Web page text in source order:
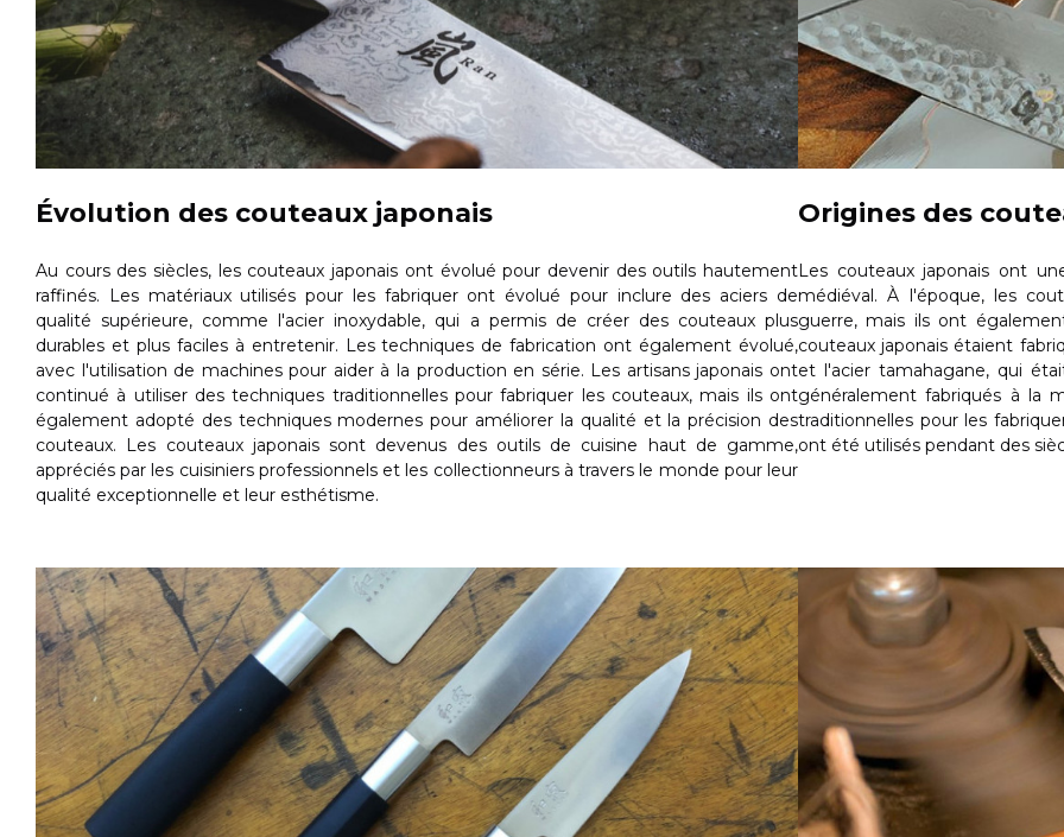
Évolution des couteaux japonais
Au cours des siècles, les couteaux japonais ont évolué pour devenir des outils hautement
raffinés. Les matériaux utilisés pour les fabriquer ont évolué pour inclure des aciers de
qualité supérieure, comme l'acier inoxydable, qui a permis de créer des couteaux plus
durables et plus faciles à entretenir. Les techniques de fabrication ont également évolué,
avec l'utilisation de machines pour aider à la production en série. Les artisans japonais ont
continué à utiliser des techniques traditionnelles pour fabriquer les couteaux, mais ils ont
également adopté des techniques modernes pour améliorer la qualité et la précision des
couteaux. Les couteaux japonais sont devenus des outils de cuisine haut de gamme,
appréciés par les cuisiniers professionnels et les collectionneurs à travers le monde pour leur
qualité exceptionnelle et leur esthétisme.
Origines des
Les couteaux japonais ont
médiéval. À l'époque, les
guerre, mais ils ont
couteaux japonais étaient
et l'acier tamahagane, qui
généralement fabriqués à la
traditionnelles pour les
ont été utilisés pendant des